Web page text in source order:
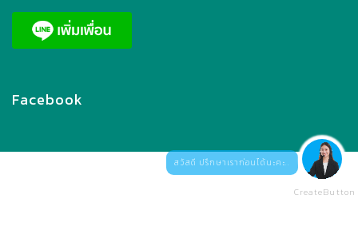
Facebook
สวัสดี ปรึกษาเราก่อนได้นะคะ..
CreateButton